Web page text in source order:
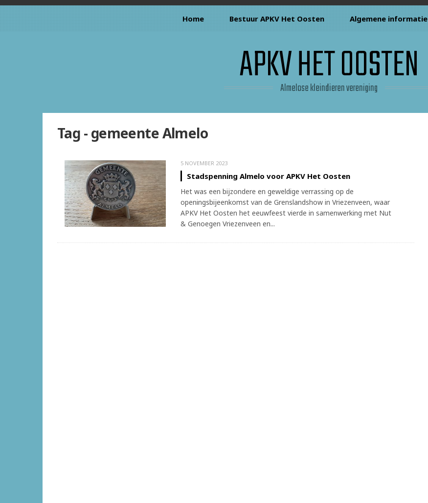
Home Bestuur APKV Het Oosten Algemene informatie
APKV HET OOSTEN
Almelose kleindieren vereniging
Tag - gemeente Almelo
5 NOVEMBER 2023
Stadspenning Almelo voor APKV Het Oosten
Het was een bijzondere en geweldige verrassing op de
openingsbijeenkomst van de Grenslandshow in Vriezenveen, waar
APKV Het Oosten het eeuwfeest vierde in samenwerking met Nut
& Genoegen Vriezenveen en...